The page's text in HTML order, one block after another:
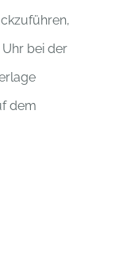
bei der
dem